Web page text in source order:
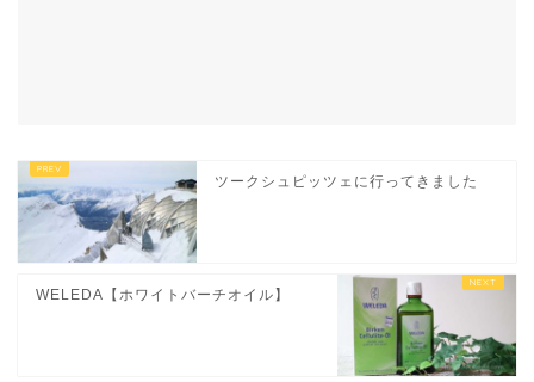
ツークシュピッツェに行ってきました
WELEDA【ホワイトバーチオイル】